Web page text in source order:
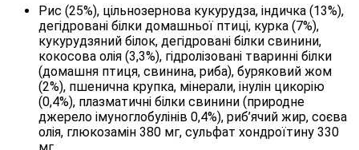
Рис (25%), цільнозернова кукурудза, індичка (13%),
дегідровані білки домашньої птиці, курка (7%),
кукурудзяний білок, дегідровані білки свинини,
кокосова олія (3,3%), гідролізовані тваринні білки
(домашня птиця, свинина, риба), буряковий жом
(2%), пшенична крупка, мінерали, інулін цикорію
(0,4%), плазматичні білки свинини (природне
джерело імуноглобулінів 0,4%), риб’ячий жир, соєва
олія, глюкозамін 380 мг, сульфат хондроїтину 330
мг.